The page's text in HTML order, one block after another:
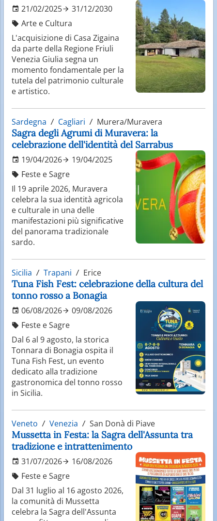
21/02/2025
31/12/2030
Arte e Cultura
L'acquisizione di Casa Zigaina
da parte della Regione Friuli
Venezia Giulia segna un
momento fondamentale per la
tutela del patrimonio culturale
e artistico.
Sardegna Cagliari Murera/Muravera
Sagra degli Agrumi di Muravera: la
celebrazione dell'identità del Sarrabus
19/04/2026
19/04/2025
Feste e Sagre
Il 19 aprile 2026, Muravera
celebra la sua identità agricola
e culturale in una delle
manifestazioni più significative
del panorama tradizionale
sardo.
Sicilia Trapani Erice
Tuna Fish Fest: celebrazione della cultura del
tonno rosso a Bonagia
06/08/2026
09/08/2026
Feste e Sagre
Dal 6 al 9 agosto, la storica
Tonnara di Bonagia ospita il
Tuna Fish Fest, un evento
dedicato alla tradizione
gastronomica del tonno rosso
in Sicilia.
Veneto Venezia San Donà di Piave
Mussetta in Festa: la Sagra dell'Assunta tra
tradizione e intrattenimento
31/07/2026
16/08/2026
Feste e Sagre
Dal 31 luglio al 16 agosto 2026,
la comunità di Mussetta
celebra la Sagra dell'Assunta